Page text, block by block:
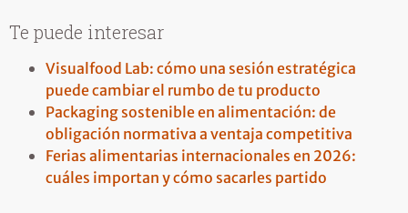
Te puede interesar
Visualfood Lab: cómo una sesión estratégica
puede cambiar el rumbo de tu producto
Packaging sostenible en alimentación: de
obligación normativa a ventaja competitiva
Ferias alimentarias internacionales en 2026:
cuáles importan y cómo sacarles partido